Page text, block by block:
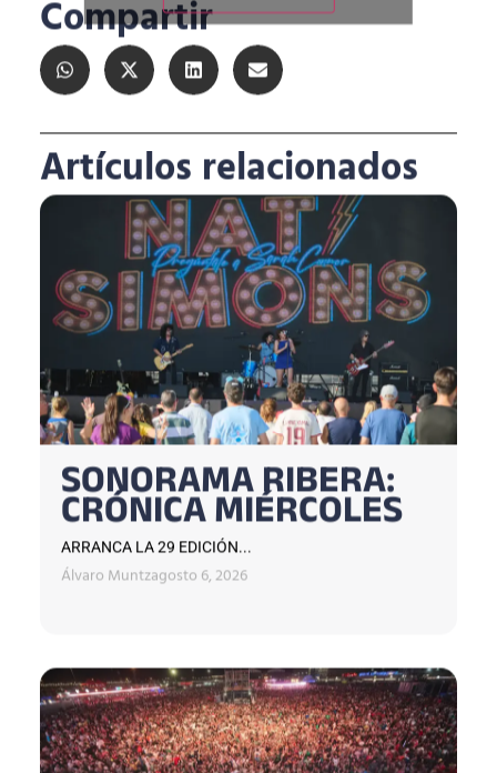
Compartir
Artículos relacionados
SONORAMA RIBERA:
CRÓNICA MIÉRCOLES
ARRANCA LA 29 EDICIÓN...
Álvaro Muntzagosto 6, 2026